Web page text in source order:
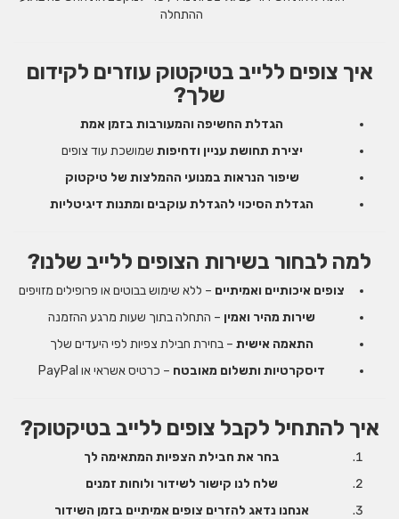
ההתחלה
איך צופים ללייב בטיקטוק עוזרים לקידום
שלך?
הגדלת החשיפה והמעורבות בזמן אמת
יצירת תחושת עניין ודחיפות שמושכת עוד צופים
שיפור הנראות במנועי ההמלצות של טיקטוק
הגדלת הסיכוי להגדלת עוקבים ומתנות דיגיטליות
למה לבחור בשירות הצופים ללייב שלנו?
צופים איכותיים ואמיתיים – ללא שימוש בבוטים או פרופילים מזויפים
שירות מהיר ואמין – התחלה בתוך שעות מרגע ההזמנה
התאמה אישית – בחירת חבילת צפיות לפי היעדים שלך
דיסקרטיות ותשלום מאובטח – כרטיס אשראי או PayPal
איך להתחיל לקבל צופים ללייב בטיקטוק?
בחר את חבילת הצפיות המתאימה לך
שלח לנו קישור לשידור ולוחות זמנים
אנחנו נדאג להזרים צופים אמיתיים בזמן השידור